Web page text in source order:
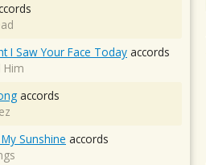
I Saw Your Face Today accords
Him
accords
Sunshine accords